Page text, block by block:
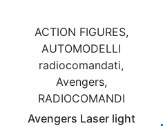
ACTION FIGURES,
AUTOMODELLI
radiocomandati,
Avengers,
RADIOCOMANDI
Avengers Laser light